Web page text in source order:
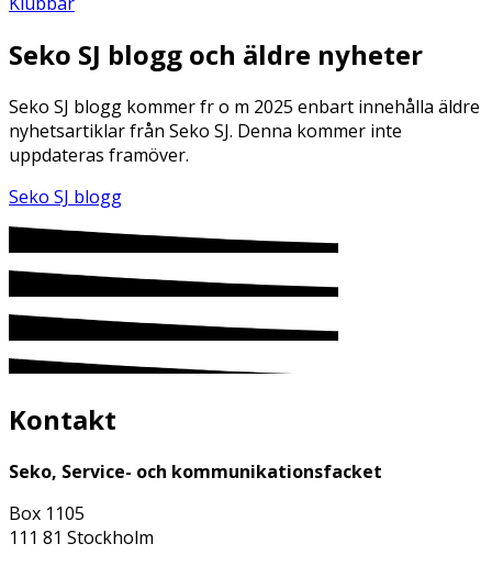
Seko SJ blogg och äldre nyheter
Seko SJ blogg kommer fr o m 2025 enbart innehålla äldre
nyhetsartiklar från Seko SJ. Denna kommer inte
uppdateras framöver.
Seko SJ blogg
Kontakt
Seko, Service- och kommunikationsfacket
Box 1105
111 81 Stockholm